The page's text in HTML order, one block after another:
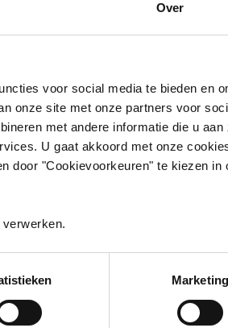
Over
voor social media te bieden en
onze site met onze partners voor
met andere informatie die u aan
U gaat akkoord met onze
door "Cookievoorkeuren" te kiezen in
Marketing